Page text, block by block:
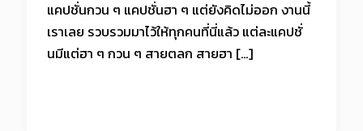
แคปชั่นกวน ๆ แคปชั่นฮา ๆ แต่ยังคิดไม่ออก งานนี้
เราเลย รวบรวมมาไว้ให้ทุกคนที่นี่แล้ว แต่ละแคปชั่
นมีแต่ฮา ๆ กวน ๆ สายตลก สายฮา […]